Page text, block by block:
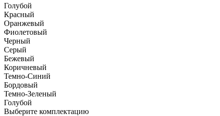
Голубой
Красный
Оранжевый
Фиолетовый
Черный
Серый
Бежевый
Коричневый
Темно-Синий
Бордовый
Темно-Зеленый
Голубой
Выберите комплектацию